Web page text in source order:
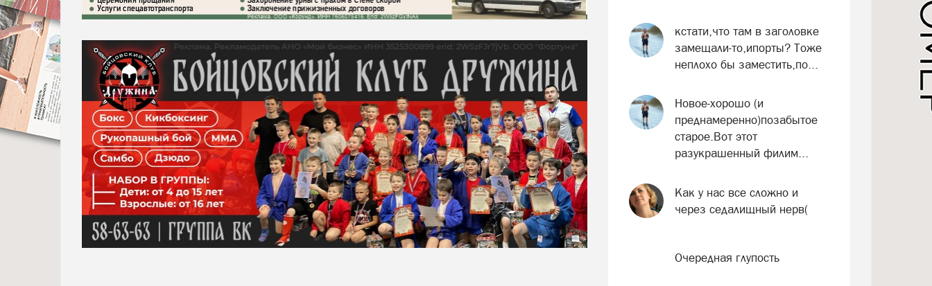
кстати,что там в заголовке
замещали-то,ипорты? Тоже
неплохо бы заместить,по...
Новое-хорошо (и
преднамеренно)позабытое
старое.Вот этот
разукрашенный филим...
Как у нас все сложно и
через седалищный нерв(
Очередная глупость